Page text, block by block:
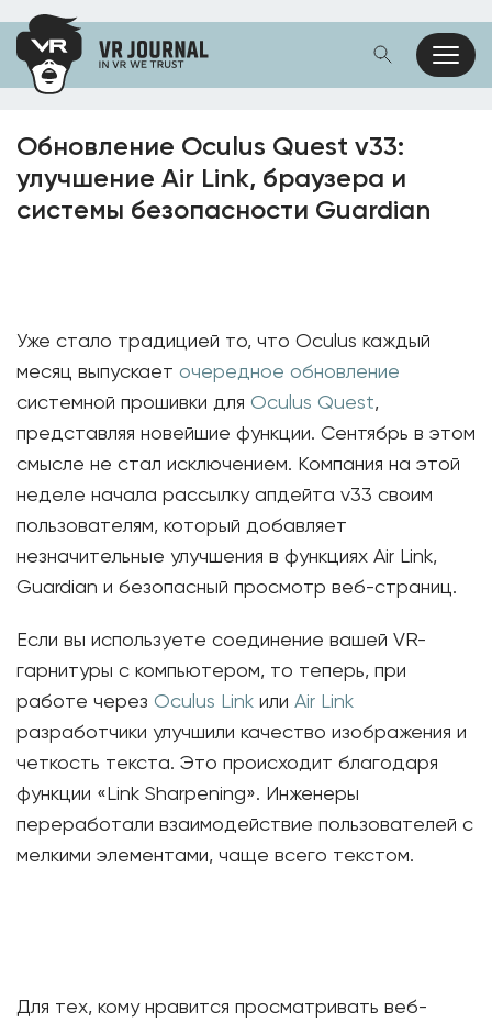
Обновление Oculus Quest v33:
улучшение Air Link, браузера и
системы безопасности Guardian
Уже стало традицией то, что Oculus каждый
месяц выпускает очередное обновление
системной прошивки для Oculus Quest,
представляя новейшие функции. Сентябрь в этом
смысле не стал исключением. Компания на этой
неделе начала рассылку апдейта v33 своим
пользователям, который добавляет
незначительные улучшения в функциях Air Link,
Guardian и безопасный просмотр веб-страниц.
Если вы используете соединение вашей VR-
гарнитуры с компьютером, то теперь, при
работе через Oculus Link или Air Link
разработчики улучшили качество изображения и
четкость текста. Это происходит благодаря
функции «Link Sharpening». Инженеры
переработали взаимодействие пользователей с
мелкими элементами, чаще всего текстом.
Для тех, кому нравится просматривать веб-